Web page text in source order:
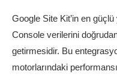
Google Site Kit’in en
Console verilerini
getirmesidir. Bu
motorlarındaki